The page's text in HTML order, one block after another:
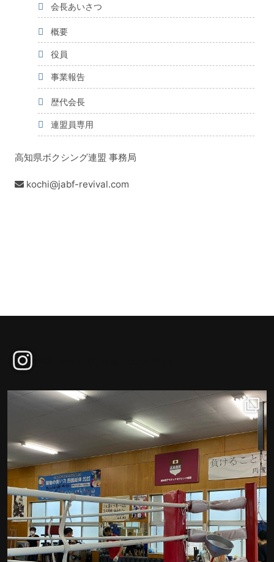
会長あいさつ
概要
役員
事業報告
歴代会長
連盟員専用
高知県ボクシング連盟 事務局
kochi@jabf-revival.com